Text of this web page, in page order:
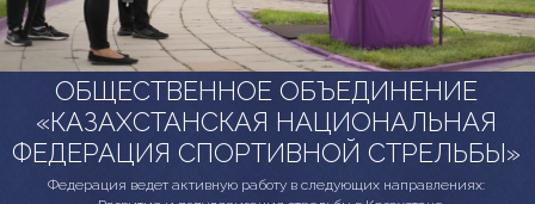
ОБЩЕСТВЕННОЕ ОБЪЕДИНЕНИЕ
«КАЗАХСТАНСКАЯ НАЦИОНАЛЬНАЯ
ФЕДЕРАЦИЯ СПОРТИВНОЙ СТРЕЛЬБЫ»
Федерация ведет активную работу в следующих направлениях: